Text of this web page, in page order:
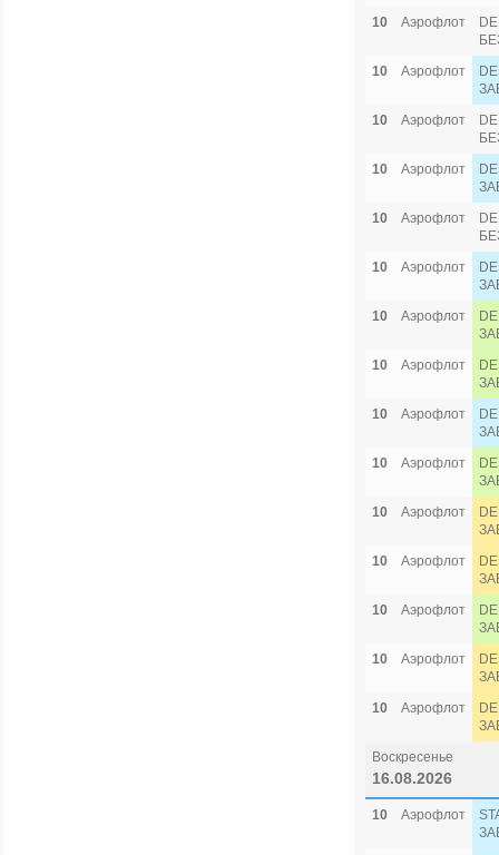
10
Аэрофлот
10
Аэрофлот
10
Аэрофлот
10
Аэрофлот
10
Аэрофлот
10
Аэрофлот
10
Аэрофлот
10
Аэрофлот
10
Аэрофлот
10
Аэрофлот
10
Аэрофлот
10
Аэрофлот
10
Аэрофлот
10
Аэрофлот
10
Аэрофлот
Воскресенье
16.08.2026
10 Аэрофлот